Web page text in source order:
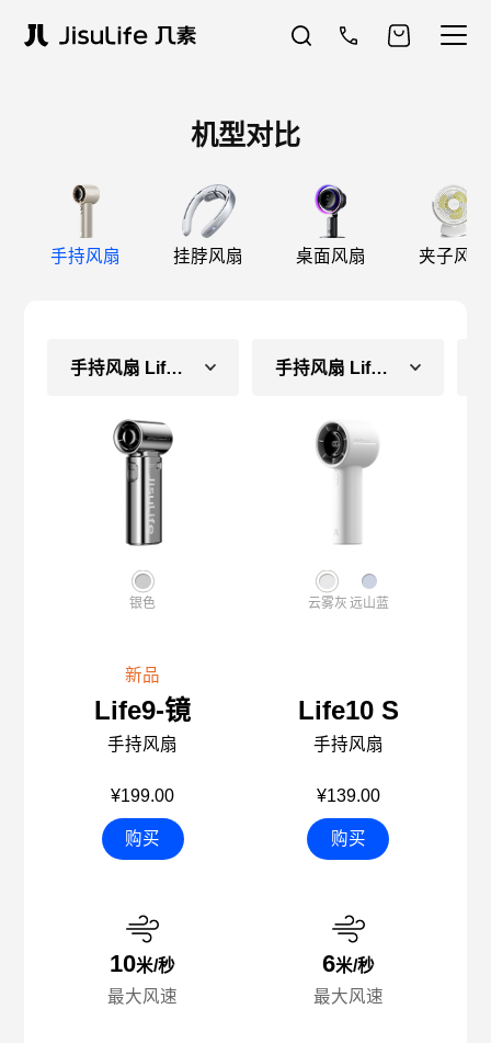
机型对比
手持风扇 挂脖风扇 桌面风扇 夹子风扇
手持风扇 Life9-镜
银色
新品
Life9-镜
手持风扇
¥199.00
购买
10米/秒
最大风速
手持风扇 Life10S
云雾灰 远山蓝
Life10 S
手持风扇
¥139.00
购买
6米/秒
最大风速